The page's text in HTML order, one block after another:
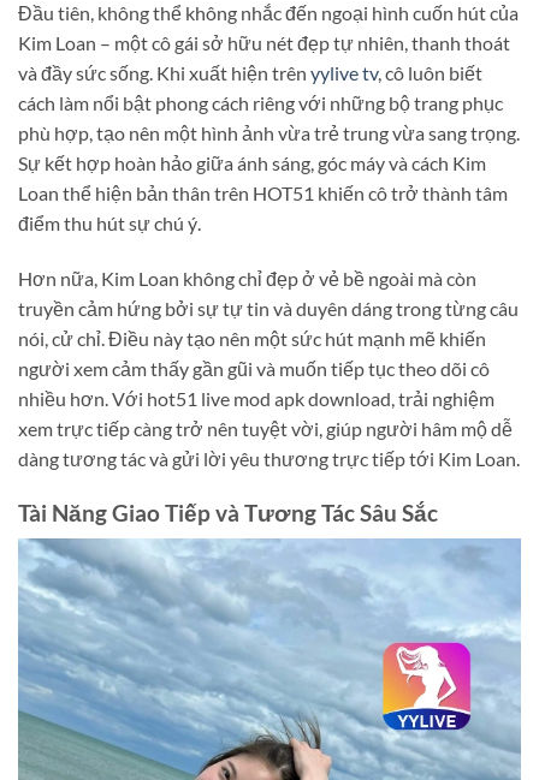
Đầu tiên, không thể không nhắc đến ngoại hình cuốn hút của
Kim Loan – một cô gái sở hữu nét đẹp tự nhiên, thanh thoát
và đầy sức sống. Khi xuất hiện trên yylive tv, cô luôn biết
cách làm nổi bật phong cách riêng với những bộ trang phục
phù hợp, tạo nên một hình ảnh vừa trẻ trung vừa sang trọng.
Sự kết hợp hoàn hảo giữa ánh sáng, góc máy và cách Kim
Loan thể hiện bản thân trên HOT51 khiến cô trở thành tâm
điểm thu hút sự chú ý.
Hơn nữa, Kim Loan không chỉ đẹp ở vẻ bề ngoài mà còn
truyền cảm hứng bởi sự tự tin và duyên dáng trong từng câu
nói, cử chỉ. Điều này tạo nên một sức hút mạnh mẽ khiến
người xem cảm thấy gần gũi và muốn tiếp tục theo dõi cô
nhiều hơn. Với hot51 live mod apk download, trải nghiệm
xem trực tiếp càng trở nên tuyệt vời, giúp người hâm mộ dễ
dàng tương tác và gửi lời yêu thương trực tiếp tới Kim Loan.
Tài Năng Giao Tiếp và Tương Tác Sâu Sắc